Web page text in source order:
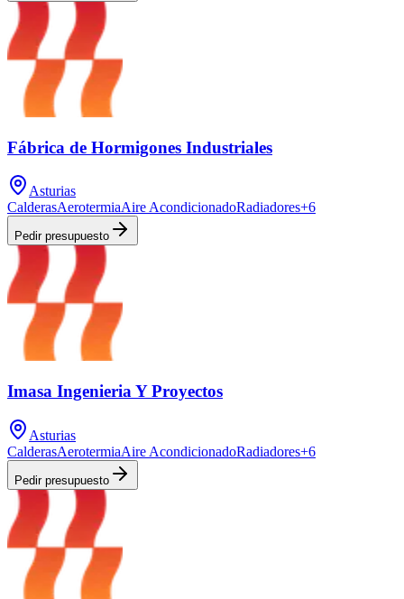
Fábrica de Hormigones Industriales
Asturias
CalderasAerotermiaAire AcondicionadoRadiadores+6
Pedir presupuesto
Imasa Ingenieria Y Proyectos
Asturias
CalderasAerotermiaAire AcondicionadoRadiadores+6
Pedir presupuesto